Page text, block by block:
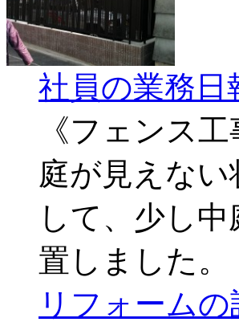
社員の業務日
《フェンス
庭が見えな
して、少し
置しました。
リフォーム